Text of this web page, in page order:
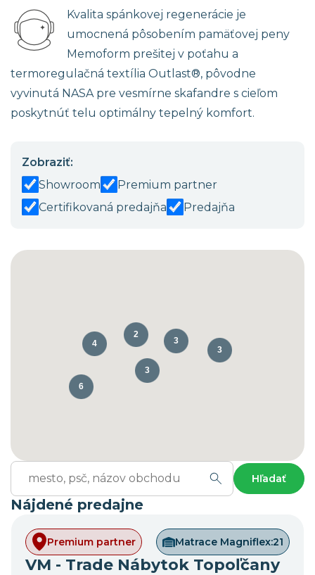
Kvalita spánkovej regenerácie je
umocnená pôsobením pamäťovej peny
Memoform prešitej v poťahu a
termoregulačná textília Outlast®, pôvodne
vyvinutá NASA pre vesmírne skafandre s cieľom
poskytnúť telu optimálny tepelný komfort.
Zobraziť:
Showroom
Premium partner
Certifikovaná predajňa
Predajňa
Hľadať
Nájdené predajne
Premium partner Matrace Magniflex:21
VM - Trade Nábytok Topoľčany
4
3
3
6
2
3